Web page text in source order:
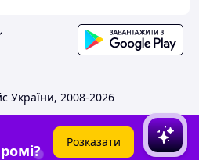
України, 2008-2026
Розказати